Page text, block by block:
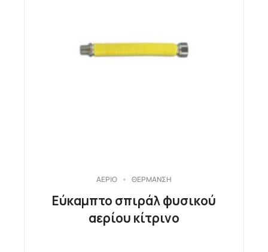
ΑΕΡΙΟ ΘΕΡΜΑΝΣΗ
Εύκαμπτο σπιράλ φυσικού
αερίου κίτρινο